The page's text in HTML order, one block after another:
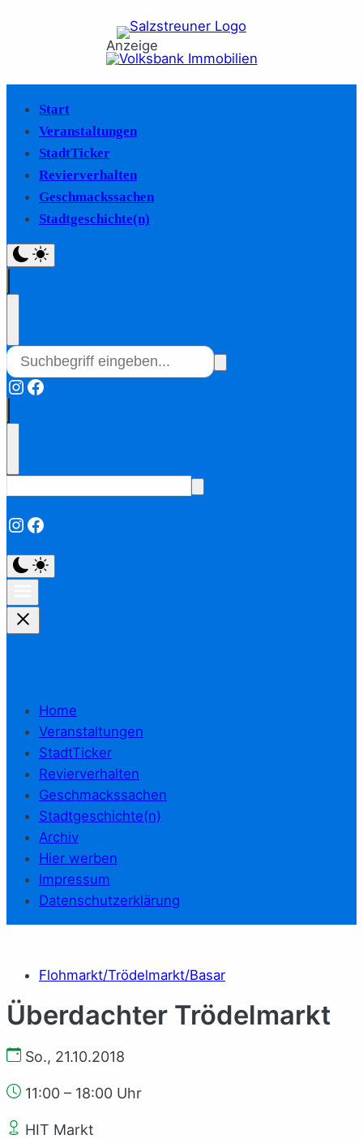
Anzeige
Start
Veranstaltungen
StadtTicker
Revierverhalten
Geschmackssachen
Stadtgeschichte(n)
Instagram
Facebook
Instagram
Facebook
Home
Veranstaltungen
StadtTicker
Revierverhalten
Geschmackssachen
Stadtgeschichte(n)
Archiv
Hier werben
Impressum
Datenschutzerklärung
Flohmarkt/Trödelmarkt/Basar
Überdachter Trödelmarkt
So., 21.10.2018
11:00 – 18:00 Uhr
HIT Markt